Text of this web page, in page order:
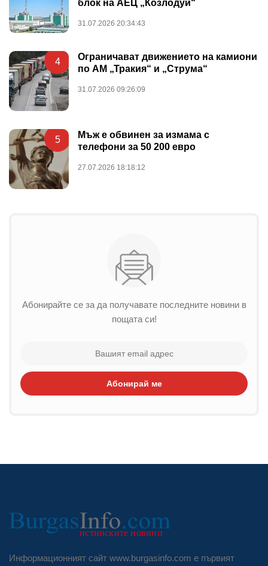
блок на АЕЦ „Козлодуй“
31.07.2026 20:34:43
4
Ограничават движението на камиони
по АМ „Тракия“ и „Струма“
31.07.2026 09:26:09
5
Мъж е обвинен за измама с
телефони за 50 200 евро
27.07.2026 18:18:12
Абонирайте се за да получавате последните новини в
пощата си!
Абонирай ме
Информационният сайт www.burgasinfo.com е първият